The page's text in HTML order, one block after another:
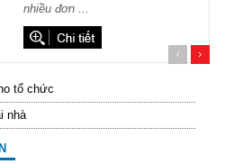
nhiều đơn ...
tổ chức
nhà
tổ chức
nhà
tổ chức
lựa chọn máy lọc nước Gia ...
chọn máy lọc nước Gia ...